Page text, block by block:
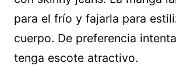
para el frío y fajarla para
cuerpo. De preferencia
tenga escote atractivo.